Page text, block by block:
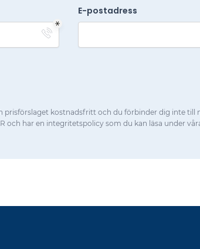
E-postadress
prisförslaget kostnadsfritt och du förbinder dig inte till
och har en integritetspolicy som du kan läsa under